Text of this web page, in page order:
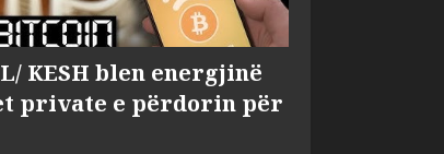
KESH blen energjinë
private e përdorin për